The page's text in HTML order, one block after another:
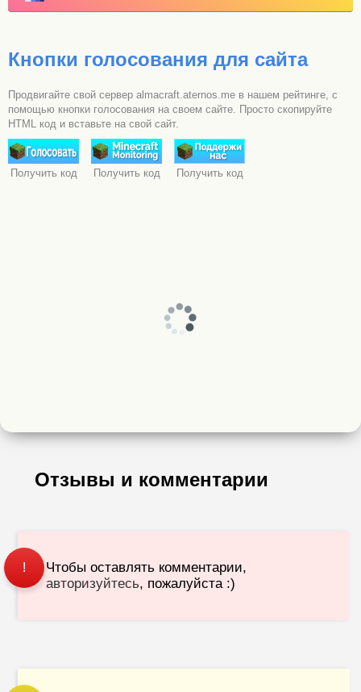
Кнопки голосования для сайта
Продвигайте свой сервер almacraft.aternos.me в нашем рейтинге, с
помощью кнопки голосования на своем сайте. Просто скопируйте
HTML код и вставьте на свой сайт.
Получить код Получить код Получить код
Отзывы и комментарии
!
Чтобы оставлять комментарии,
авторизуйтесь, пожалуйста :)